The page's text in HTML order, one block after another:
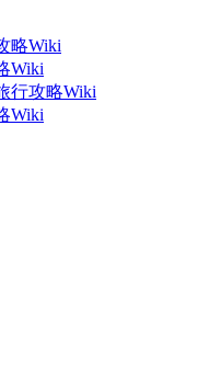
略Wiki
Wiki
行攻略Wiki
Wiki